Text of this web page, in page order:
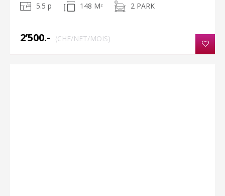
5.5 p 148 M 2 2 PARK
2’500.- (CHF/NET/MOIS)